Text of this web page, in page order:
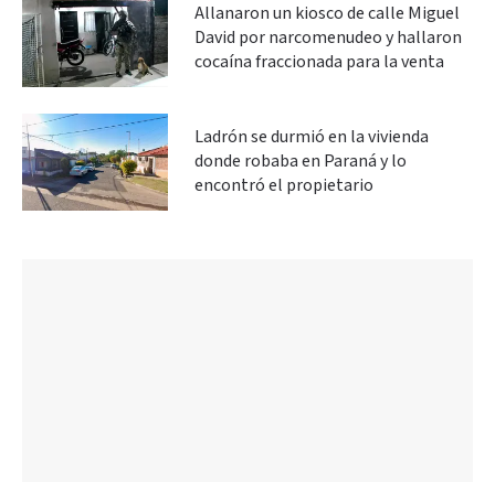
Allanaron un kiosco de calle Miguel
David por narcomenudeo y hallaron
cocaína fraccionada para la venta
Ladrón se durmió en la vivienda
donde robaba en Paraná y lo
encontró el propietario